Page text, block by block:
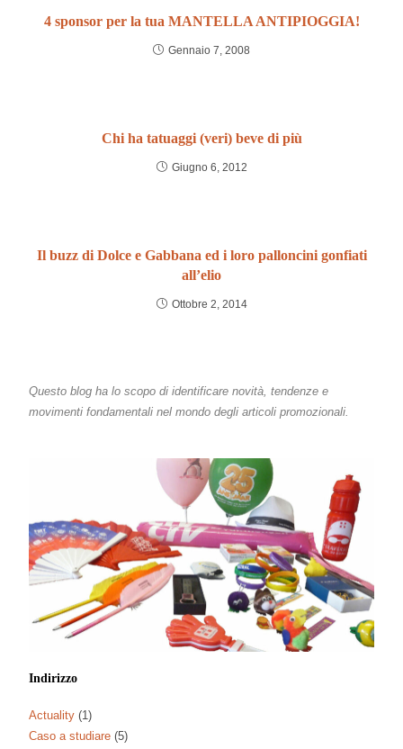
4 sponsor per la tua MANTELLA ANTIPIOGGIA!
Gennaio 7, 2008
Chi ha tatuaggi (veri) beve di più
Giugno 6, 2012
Il buzz di Dolce e Gabbana ed i loro palloncini gonfiati
all’elio
Ottobre 2, 2014
Questo blog ha lo scopo di identificare novità, tendenze e
movimenti fondamentali nel mondo degli articoli promozionali.
Indirizzo
Actuality (1)
Caso a studiare (5)